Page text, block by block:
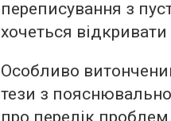
переписування з
хочеться
Особливо
тези з
про перелік